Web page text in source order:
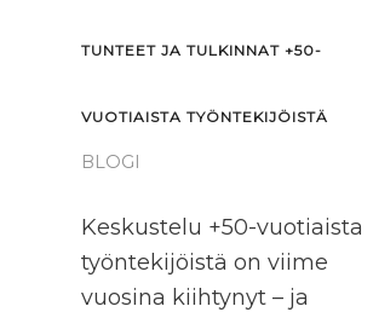
TUNTEET JA TULKINNAT +50-
VUOTIAISTA TYÖNTEKIJÖISTÄ
BLOGI
Keskustelu +50-vuotiaista
työntekijöistä on viime
vuosina kiihtynyt – ja